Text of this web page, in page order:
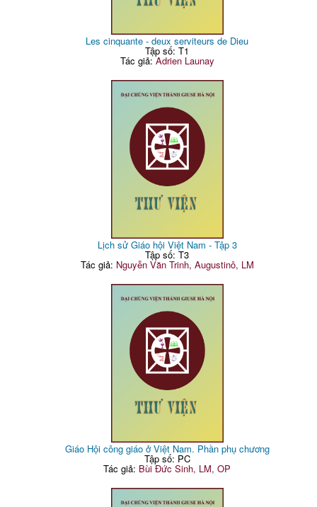
Les cinquante - deux serviteurs de Dieu
Tập số: T1
Tác giả:Adrien Launay
Lịch sử Giáo hội Việt Nam - Tập 3
Tập số: T3
Tác giả: Nguyễn Văn Trinh, Augustinô, LM
Giáo Hội công giáo ở Việt Nam. Phần phụ chương
Tập số: PC
Tác giả: Bùi Đức Sinh, LM, OP